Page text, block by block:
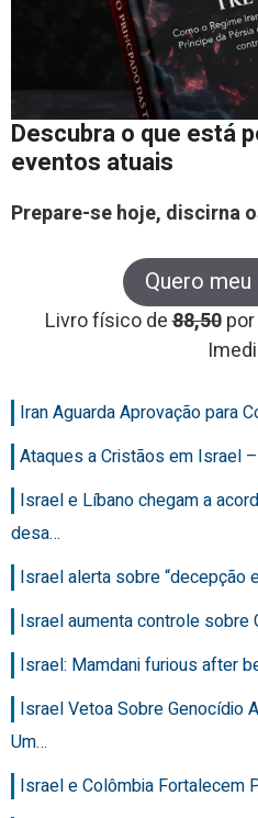
Descubra o que está
eventos atuais
Prepare-se hoje, discirna
Quero
Livro físico de88,50 por
Iran Aguarda Aprovação para
Ataques a Cristãos em Israel
Israel e Líbano chegam a
desa…
Israel alerta sobre “decepção
Israel aumenta controle sobre
Israel: Mamdani furious after
Israel Vetoa Sobre Genocídio
Um…
Israel e Colômbia Fortalecem